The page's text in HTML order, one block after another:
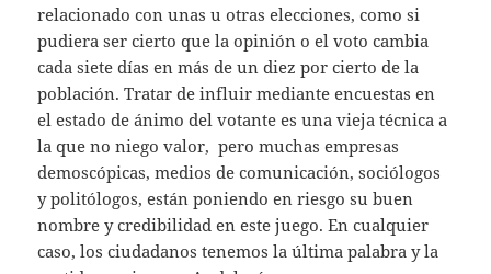
relacionado con unas u otras elecciones, como si
pudiera ser cierto que la opinión o el voto cambia
cada siete días en más de un diez por cierto de la
población. Tratar de influir mediante encuestas en
el estado de ánimo del votante es una vieja técnica a
la que no niego valor, pero muchas empresas
demoscópicas, medios de comunicación, sociólogos
y politólogos, están poniendo en riesgo su buen
nombre y credibilidad en este juego. En cualquier
caso, los ciudadanos tenemos la última palabra y la